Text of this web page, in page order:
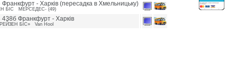
- Харків (перeсaдкa в Хмельницьку)
БІC МЕРСЕДЕС- (49)
438б Франкфурт - Харків
БІС» Van Hool